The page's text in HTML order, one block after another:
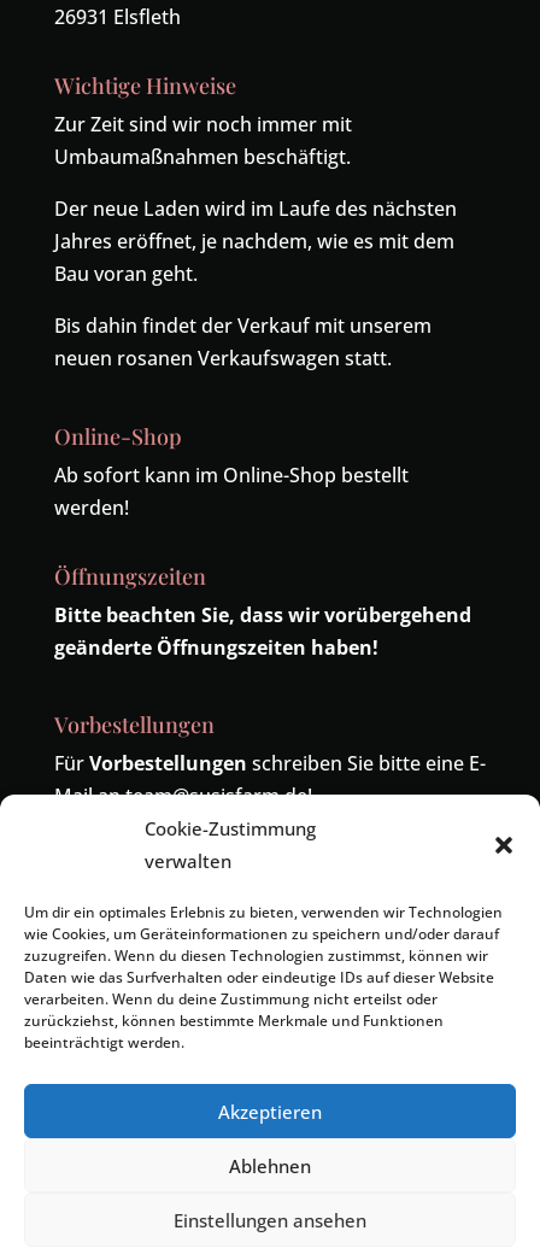
Cookie-Zustimmung
verwalten
Um dir ein optimales Erlebnis zu bieten, verwenden wir Technologien
wie Cookies, um Geräteinformationen zu speichern und/oder darauf
zuzugreifen. Wenn du diesen Technologien zustimmst, können wir
Daten wie das Surfverhalten oder eindeutige IDs auf dieser Website
verarbeiten. Wenn du deine Zustimmung nicht erteilst oder
zurückziehst, können bestimmte Merkmale und Funktionen
beeinträchtigt werden.
Akzeptieren
Ablehnen
Einstellungen ansehen
26931 Elsfleth
Wichtige Hinweise
Zur Zeit sind wir noch immer mit
Umbaumaßnahmen beschäftigt.
Der neue Laden wird im Laufe des nächsten
Jahres eröffnet, je nachdem, wie es mit dem
Bau voran geht.
Bis dahin findet der Verkauf mit unserem
neuen rosanen Verkaufswagen statt.
Online-Shop
Ab sofort kann im Online-Shop bestellt
werden!
Öffnungszeiten
Bitte beachten Sie, dass wir vorübergehend
geänderte Öffnungszeiten haben!
Vorbestellungen
FürVorbestellungen schreiben Sie bitte eine E-
Mail anteam@susisfarm.de!
Telefonisch sind wir unter der Nummer
9391886wird ebenfalls zu uns umgeleitet.
© 2023 Susi´s Farm. Alle Rechte vorbehalten. |